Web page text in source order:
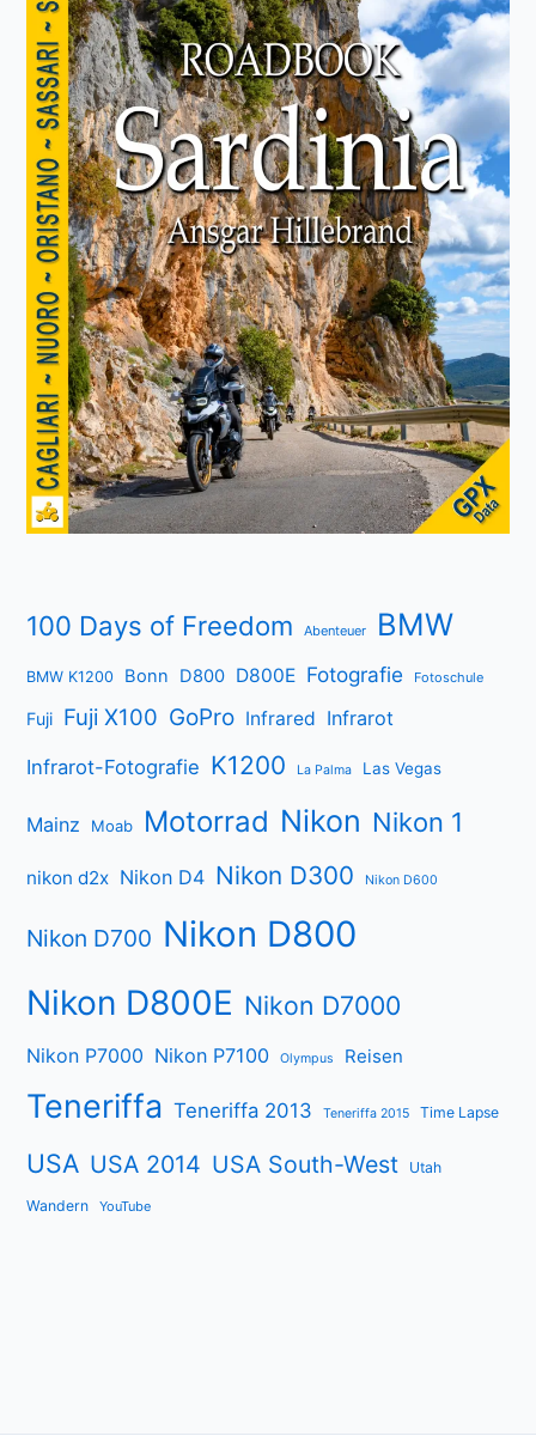
100 Days of Freedom Abenteuer BMW
BMW K1200 Bonn D800 D800E Fotografie Fotoschule
Fuji Fuji X100 GoPro Infrared Infrarot
Infrarot-Fotografie K1200 La Palma Las Vegas
Mainz Moab Motorrad Nikon Nikon 1
nikon d2x Nikon D4 Nikon D300 Nikon D600
Nikon D700 Nikon D800
Nikon D800E Nikon D7000
Nikon P7000 Nikon P7100 Olympus Reisen
Teneriffa Teneriffa 2013 Teneriffa 2015 Time Lapse
USA USA 2014 USA South-West Utah
Wandern YouTube